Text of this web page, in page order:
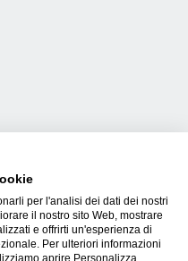
per l'analisi dei dati dei nostri
il nostro sito Web, mostrare
e offrirti un'esperienza di
Per ulteriori informazioni
aprire Personalizza.